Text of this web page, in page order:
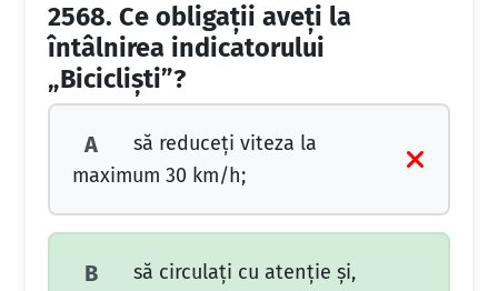
2568. Ce obligaţii aveţi la
întâlnirea indicatorului
„Biciclişti”?
A
să reduceţi viteza la
maximum 30 km/h;
B
să circulaţi cu atenţie şi,